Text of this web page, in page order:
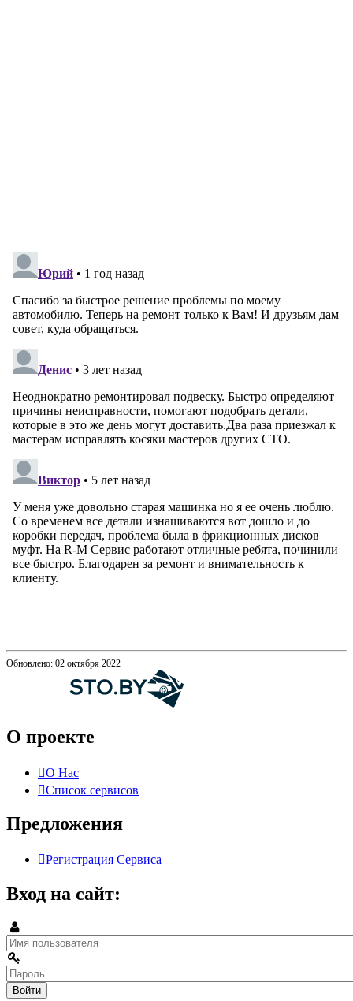
Обновлено: 02 октября 2022
О проекте
О Нас
Список сервисов
Предложения
Регистрация Сервиса
Вход на сайт: